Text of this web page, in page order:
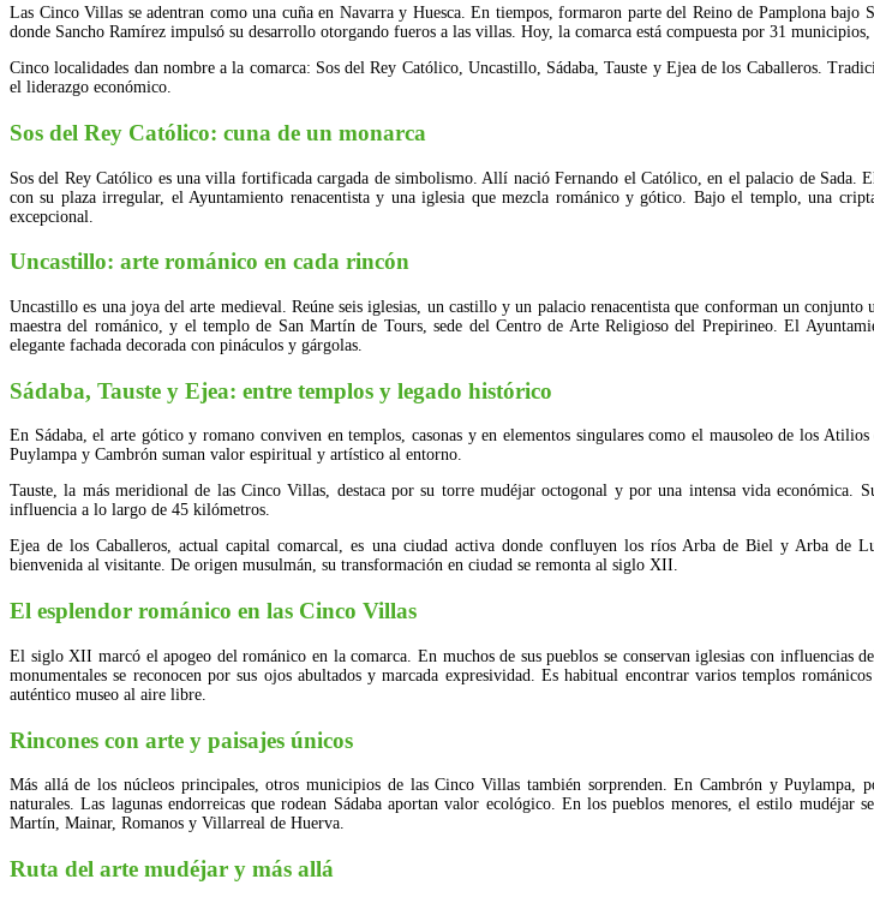
Las Cinco Villas se adentran como una cuña en Navarra y Huesca. En tiempos, formaron parte del Reino de Pamplona bajo
donde Sancho Ramírez impulsó su desarrollo otorgando fueros a las villas. Hoy, la comarca está compuesta por 31 municipios,
Cinco localidades dan nombre a la comarca: Sos del Rey Católico, Uncastillo, Sádaba, Tauste y Ejea de los Caballeros.
el liderazgo económico.
Sos del Rey Católico: cuna de un monarca
Sos del Rey Católico es una villa fortificada cargada de simbolismo. Allí nació Fernando el Católico, en el palacio de Sada.
con su plaza irregular, el Ayuntamiento renacentista y una iglesia que mezcla románico y gótico. Bajo el templo, una
excepcional.
Uncastillo: arte románico en cada rincón
Uncastillo es una joya del arte medieval. Reúne seis iglesias, un castillo y un palacio renacentista que conforman un
maestra del románico, y el templo de San Martín de Tours, sede del Centro de Arte Religioso del Prepirineo. El
elegante fachada decorada con pináculos y gárgolas.
Sádaba, Tauste y Ejea: entre templos y legado histórico
En Sádaba, el arte gótico y romano conviven en templos, casonas y en elementos singulares como el mausoleo de los
Puylampa y Cambrón suman valor espiritual y artístico al entorno.
Tauste, la más meridional de las Cinco Villas, destaca por su torre mudéjar octogonal y por una intensa vida económica.
influencia a lo largo de 45 kilómetros.
Ejea de los Caballeros, actual capital comarcal, es una ciudad activa donde confluyen los ríos Arba de Biel y Arba de
bienvenida al visitante. De origen musulmán, su transformación en ciudad se remonta al siglo XII.
El esplendor románico en las Cinco Villas
El siglo XII marcó el apogeo del románico en la comarca. En muchos de sus pueblos se conservan iglesias con influencias
monumentales se reconocen por sus ojos abultados y marcada expresividad. Es habitual encontrar varios templos
auténtico museo al aire libre.
Rincones con arte y paisajes únicos
Más allá de los núcleos principales, otros municipios de las Cinco Villas también sorprenden. En Cambrón y Puylampa,
naturales. Las lagunas endorreicas que rodean Sádaba aportan valor ecológico. En los pueblos menores, el estilo mudéjar
Martín, Mainar, Romanos y Villarreal de Huerva.
Ruta del arte mudéjar y más allá